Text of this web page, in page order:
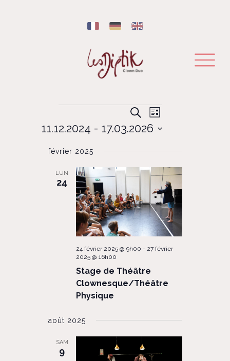
RECHERCHE
ET
NAVIGATION
DE
VUES
ÉVÈNEMENTS
RechercheNAVIGATION
VUES
Liste
11.12.2024 - 17.03.2026
une
date.
février 2025
LUN
24
Stage de Théâtre
Clownesque/Théâtre
Physique
24 février 2025 @ 9h00 - 27 février
2025 @ 16h00
août 2025
SAM
9